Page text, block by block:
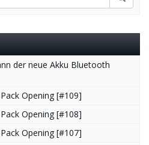
der neue Akku Bluetooth
Opening [#109]
Opening [#108]
Opening [#107]